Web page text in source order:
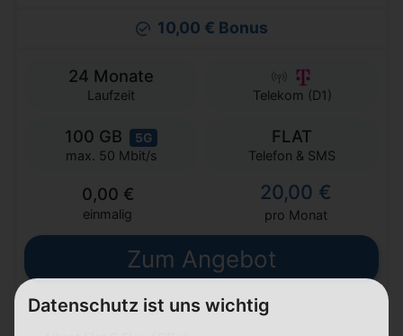
10,00 € Bonus
24 Monate
Laufzeit Telekom (D1)
100 GB 5G
max. 50 Mbit/s
FLAT
Telefon & SMS
0,00 €
einmalig
20,00 €
pro Monat
Zum Angebot
Datenschutz ist uns wichtig